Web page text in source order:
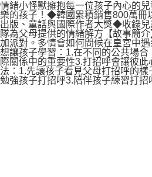
情緒小怪獸擁抱每一位孩子內心的
樂的孩子！◆韓國累積銷售800萬冊
出版、童話與國際作者大獎◆收錄兒
隊為父母提供的情緒解方【故事簡
加派對。多情會如何問候在皇宮中遇
想讓孩子學習：1.在不同的公共場合
際關係中的重要性3.打招呼會讓彼
法：1.先讓孩子看見父母打招呼的
勉強孩子打招呼3.陪伴孩子練習打招